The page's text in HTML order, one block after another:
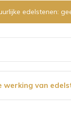
werking van
edelstenen: